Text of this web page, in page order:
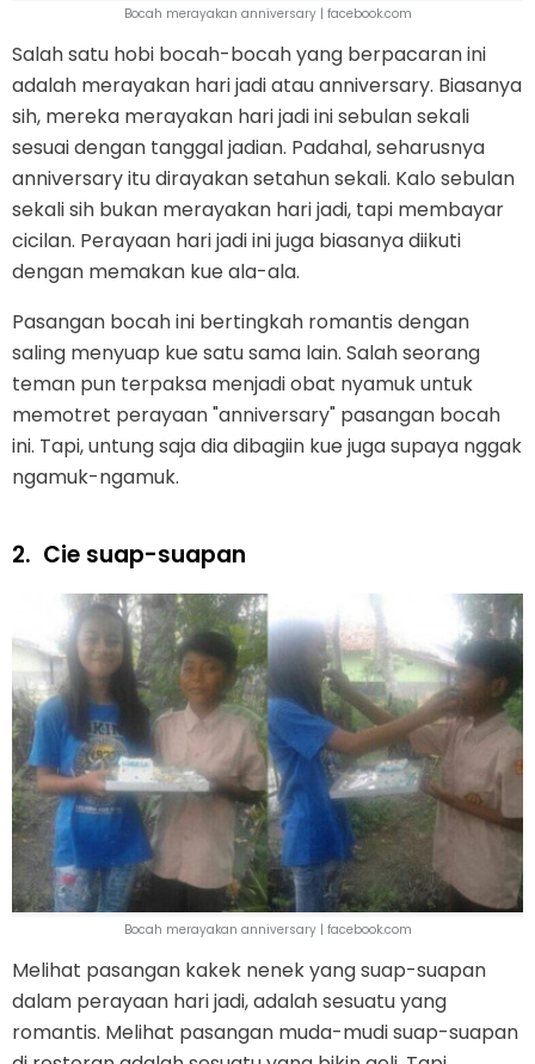
Bocah merayakan anniversary | facebook.com
Salah satu hobi bocah-bocah yang berpacaran ini
adalah merayakan hari jadi atau anniversary. Biasanya
sih, mereka merayakan hari jadi ini sebulan sekali
sesuai dengan tanggal jadian. Padahal, seharusnya
anniversary itu dirayakan setahun sekali. Kalo sebulan
sekali sih bukan merayakan hari jadi, tapi membayar
cicilan. Perayaan hari jadi ini juga biasanya diikuti
dengan memakan kue ala-ala.
Pasangan bocah ini bertingkah romantis dengan
saling menyuap kue satu sama lain. Salah seorang
teman pun terpaksa menjadi obat nyamuk untuk
memotret perayaan "anniversary" pasangan bocah
ini. Tapi, untung saja dia dibagiin kue juga supaya nggak
ngamuk-ngamuk.
2. Cie suap-suapan
Bocah merayakan anniversary | facebook.com
Melihat pasangan kakek nenek yang suap-suapan
dalam perayaan hari jadi, adalah sesuatu yang
romantis. Melihat pasangan muda-mudi suap-suapan